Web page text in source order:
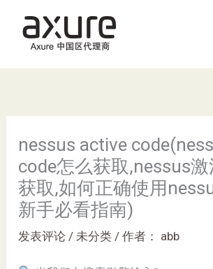
容
nessus active
code怎么获取,nessus
获取,如何正确使用
新手必看指南)
发表评论 / 未分类 / 作者： abb